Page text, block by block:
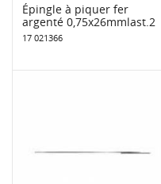
Épingle à piquer fer
argenté 0,75x26mmlast.2
17 021366